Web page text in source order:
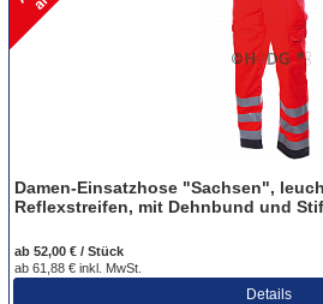
Damen-Einsatzhose "Sachsen",
Reflexstreifen, mit Dehnbund und
ab 52,00 € / Stück
ab 61,88 € inkl. MwSt.
Details